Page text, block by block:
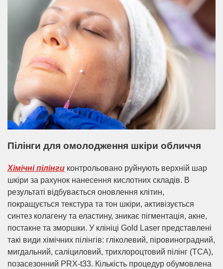
Пілінги для омолодження шкіри обличчя
Хімічні пілінги контрольовано руйнують верхній шар
шкіри за рахунок нанесення кислотних складів. В
результаті відбувається оновлення клітин,
покращується текстура та тон шкіри, активізується
синтез колагену та еластину, зникає пігментація, акне,
постакне та зморшки. У клініці Gold Laser представлені
такі види хімічних пілінгів: гліколевий, піровиноградний,
мигдальний, саліциловий, трихлороцтовий пілінг (TCA),
позасезонний PRX-t33. Кількість процедур обумовлена